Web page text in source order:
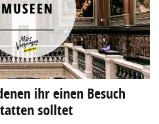
ihr einen Besuch
solltet